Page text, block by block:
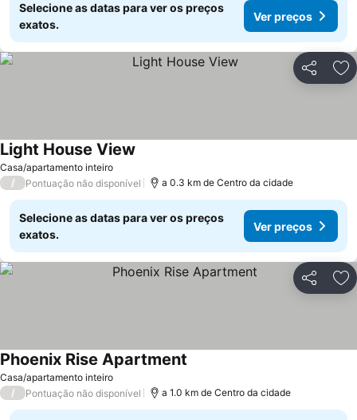
Selecione as datas para ver os preços
exatos.
Ver preços
Partilhar
Casa/apartamento inteiro
Light House View
/ Pontuação não disponível a 0.3 km de Centro da cidade
Selecione as datas para ver os preços
exatos.
Ver preços
Partilhar
Casa/apartamento inteiro
Phoenix Rise Apartment
/ Pontuação não disponível a 1.0 km de Centro da cidade